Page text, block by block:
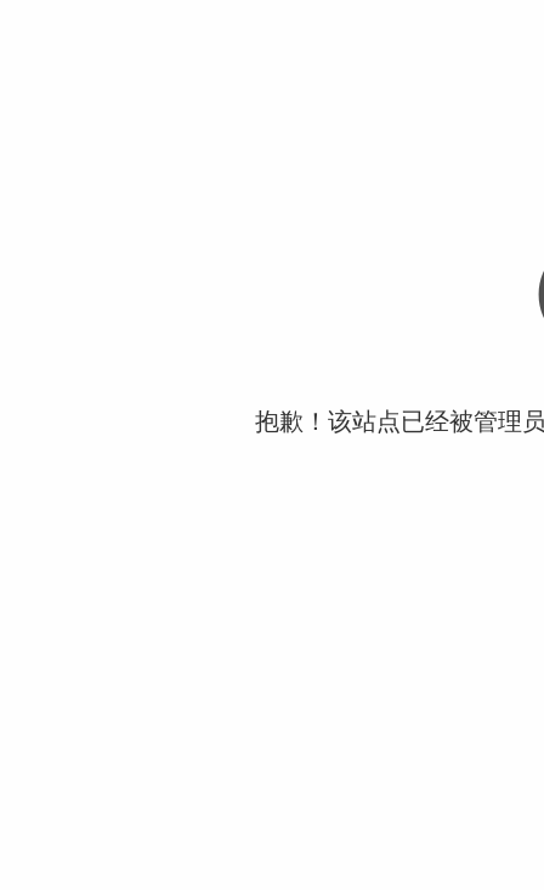
抱歉！该站点已经被管理